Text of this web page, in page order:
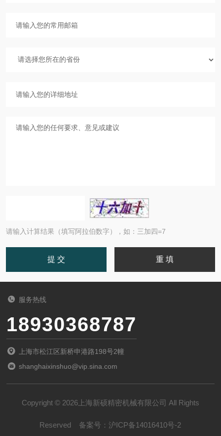
请输入计算结果（填写阿拉伯数字），如：三加四=7
服务热线
18930368787
上海市松江区新桥申港路198号2幢
shanghaixinshuo@vip.sina.com
Copyright © 2026上海新硕精密机械有限公司 All Rights
Reserved 备案号： 沪ICP备14016410号-2